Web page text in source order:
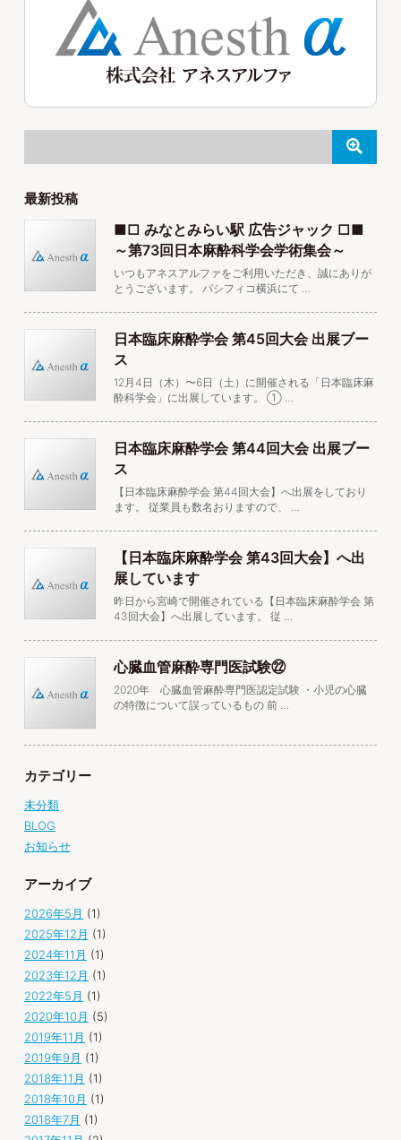
最新投稿
■□ みなとみらい駅 広告ジャック □■
～第73回日本麻酔科学会学術集会～
いつもアネスアルファをご利用いただき、誠にありが
とうございます。 パシフィコ横浜にて …
日本臨床麻酔学会 第45回大会 出展ブー
ス
12月4日（木）〜6日（土）に開催される「日本臨床麻
酔科学会」に出展しています。 ➀ …
日本臨床麻酔学会 第44回大会 出展ブー
ス
【日本臨床麻酔学会 第44回大会】へ出展をしており
ます。 従業員も数名おりますので、 …
【日本臨床麻酔学会 第43回大会】へ出
展しています
昨日から宮崎で開催されている【日本臨床麻酔学会 第
43回大会】へ出展しています。 従 …
心臓血管麻酔専門医試験㉒
2020年 心臓血管麻酔専門医認定試験 ・小児の心臓
の特徴について誤っているもの 前 …
カテゴリー
未分類
BLOG
お知らせ
アーカイブ
2026年5月 (1)
2025年12月 (1)
2024年11月 (1)
2023年12月 (1)
2022年5月 (1)
2020年10月 (5)
2019年11月 (1)
2019年9月 (1)
2018年11月 (1)
2018年10月 (1)
2018年7月 (1)